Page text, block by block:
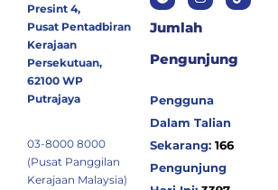
Presint 4,
Pusat Pentadbiran
Kerajaan
Persekutuan,
62100 WP
Putrajaya
03-8000 8000
(Pusat Panggilan
Kerajaan Malaysia)
Jumlah
Pengunjung
Pengguna
Dalam Talian
Sekarang: 166
Pengunjung